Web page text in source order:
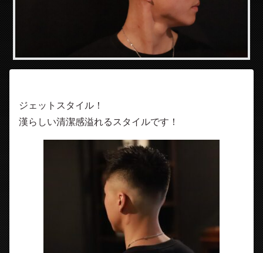
ジェットスタイル！
漢らしい清潔感溢れるスタイルです！